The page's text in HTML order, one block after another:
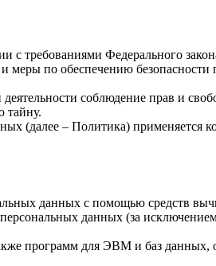
с требованиями Федерального
меры по обеспечению
соблюдение прав и
тайну.
(далее – Политика) применяется
данных с помощью средств
данных (за
программ для ЭВМ и баз данных,